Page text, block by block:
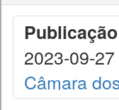
2023-09-27
Câmara